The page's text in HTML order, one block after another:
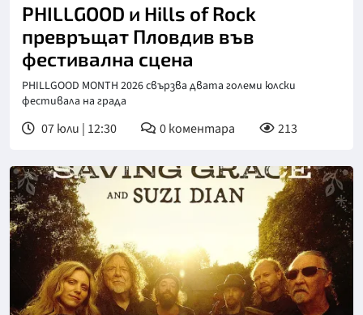
PHILLGOOD и Hills of Rock
превръщат Пловдив във
фестивална сцена
PHILLGOOD MONTH 2026 свързва двата големи юлски
фестивала на града
07 юли | 12:30 0коментара 213